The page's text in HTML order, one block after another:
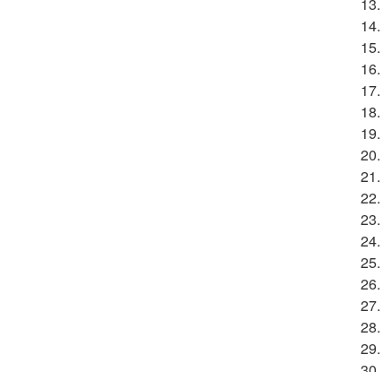
14.
15.
16.
17.
18.
19.
20.
21.
22.
23.
24.
25.
26.
27.
28.
29.